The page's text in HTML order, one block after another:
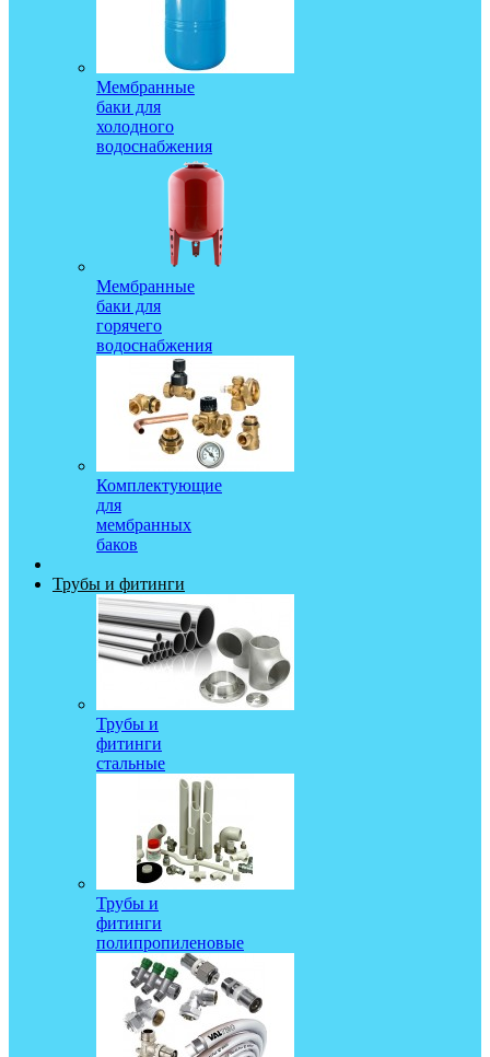
Мембранные
баки для
холодного
водоснабжения
Мембранные
баки для
горячего
водоснабжения
Комплектующие
для
мембранных
баков
Трубы и фитинги
Трубы и
фитинги
стальные
Трубы и
фитинги
полипропиленовые